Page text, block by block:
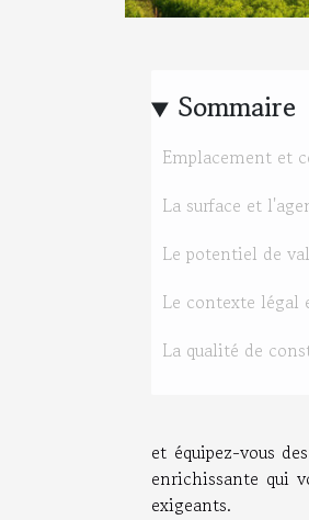
Sommaire
Emplacement et
La surface et
Le potentiel de
Le contexte légal
La qualité de
et équipez-vous
enrichissante qui
exigeants.